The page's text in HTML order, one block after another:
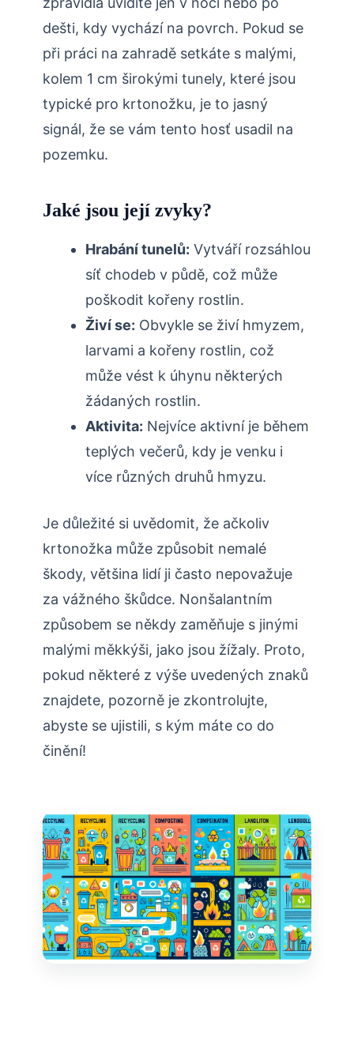
dešti, kdy ⁢vychází na‍ povrch. Pokud se
při práci na zahradě setkáte s malými,
kolem 1 cm širokými tunely, které jsou
typické pro krtonožku, je to jasný
signál, že⁤ se vám tento hosť usadil⁢ na
pozemku.
Jaké jsou její zvyky?
Hrabání tunelů: Vytváří‌ rozsáhlou
síť chodeb v půdě, což může
poškodit kořeny rostlin.
Živí se: Obvykle se živí hmyzem,
larvami a kořeny rostlin, což⁢
může vést k úhynu některých
žádaných‍ rostlin.
Aktivita: Nejvíce aktivní je během
teplých večerů, kdy je venku i ​
více ⁢různých druhů hmyzu.
Je​ důležité si uvědomit, že ačkoliv
krtonožka může způsobit nemalé
škody, většina lidí ‌ji často nepovažuje⁢
za vážného škůdce. Nonšalantním
způsobem se někdy zaměňuje s ‍jinými
malými‌ měkkýši, jako jsou žížaly.​ Proto,
pokud některé z výše uvedených znaků
znajdete, pozorně je zkontrolujte,
abyste se ujistili, s kým máte co do
činění!